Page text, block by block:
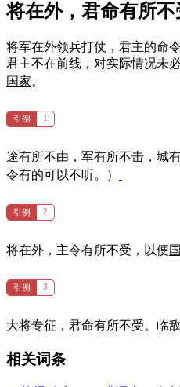
将在外，君命有所不
将军在外领兵打仗，君主的命
君主不在前线，对实际情况未
国家。
引例 1
途有所不由，军有所不击，城
令有的可以不听。）
引例 2
将在外，主令有所不受，以便
引例 3
大将专征，君命有所不受。临
相关词条